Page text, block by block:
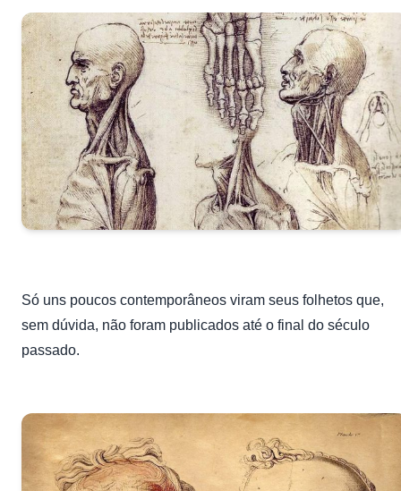
Só uns poucos contemporâneos viram seus folhetos que,
sem dúvida, não foram publicados até o final do século
passado.